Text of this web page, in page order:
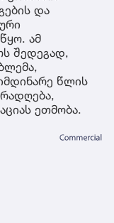
და
ამ
შედეგად,
წლის
ეთმობა.